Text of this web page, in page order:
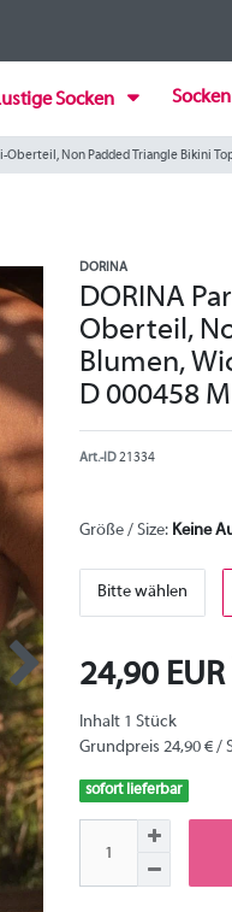
Socken
Oberteil, Non Padded Triangle Bikini
DORINA
DORINA
Oberteil,
Blumen,
D 000458
Art.-ID21334
Größe / Size: Keine
Bitte wählen
24,90 EUR
Inhalt 1 Stück
Grundpreis 24,90 € /
sofort lieferbar